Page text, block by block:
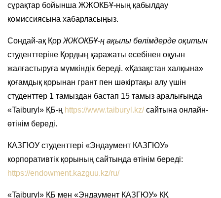
сұрақтар бойынша ЖЖОКБҰ-ның қабылдау
комиссиясына хабарласыңыз.
Сондай-ақ Қор ЖЖОКБҰ-ң ақылы бөлімдерде оқитын
студенттеріне Қордың қаражаты есебінен оқуын
жалғастыруға мүмкіндік береді. «Қазақстан халқына»
қоғамдық қорынан грант пен шәкіртақы алу үшін
студенттер 1 тамыздан бастап 15 тамыз аралығында
«Taiburyl» ҚБ-ң https://www.taiburyl.kz/сайтына онлайн-
өтінім береді.
КАЗГЮУ студенттері «Эндаумент КАЗГЮУ»
корпоративтік қорының сайтында өтінім береді:
https://endowment.kazguu.kz/ru/
«Taiburyl» ҚБ мен «Эндаумент КАЗГЮУ» КҚ